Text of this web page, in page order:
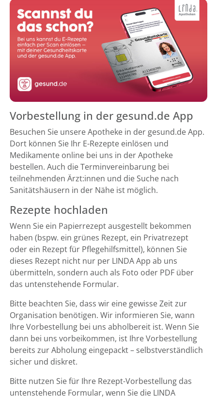
Vorbestellung in der gesund.de App
Besuchen Sie unsere Apotheke in der gesund.de App.
Dort können Sie Ihr E-Rezepte einlösen und
Medikamente online bei uns in der Apotheke
bestellen. Auch die Terminvereinbarung bei
teilnehmenden Ärzt:innen und die Suche nach
Sanitätshäusern in der Nähe ist möglich.
Rezepte hochladen
Wenn Sie ein Papierrezept ausgestellt bekommen
haben (bspw. ein grünes Rezept, ein Privatrezept
oder ein Rezept für Pflegehilfsmittel), können Sie
dieses Rezept nicht nur per LINDA App ab uns
übermitteln, sondern auch als Foto oder PDF über
das untenstehende Formular.
Bitte beachten Sie, dass wir eine gewisse Zeit zur
Organisation benötigen. Wir informieren Sie, wann
Ihre Vorbestellung bei uns abholbereit ist. Wenn Sie
dann bei uns vorbeikommen, ist Ihre Vorbestellung
bereits zur Abholung eingepackt – selbstverständlich
sicher und diskret.
Bitte nutzen Sie für Ihre Rezept-Vorbestellung das
untenstehende Formular, wenn Sie die LINDA